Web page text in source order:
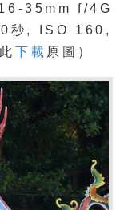
35mm f/4G
秒, ISO 160,
下載 原圖）